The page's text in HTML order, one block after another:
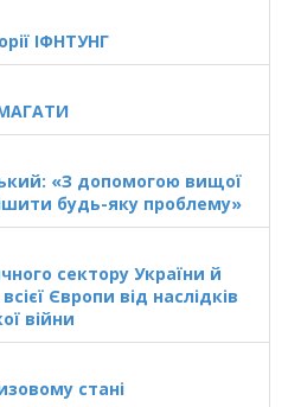
ІФНТУНГ
«З допомогою вищої
будь-яку проблему»
сектору України й
Європи від наслідків
війни
стані